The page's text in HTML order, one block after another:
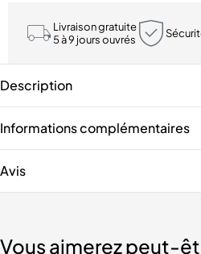
Livraison gratuite
5 à 9 jours ouvrés
Description
Informations complémentaires
Avis
Vous aimerez peut-